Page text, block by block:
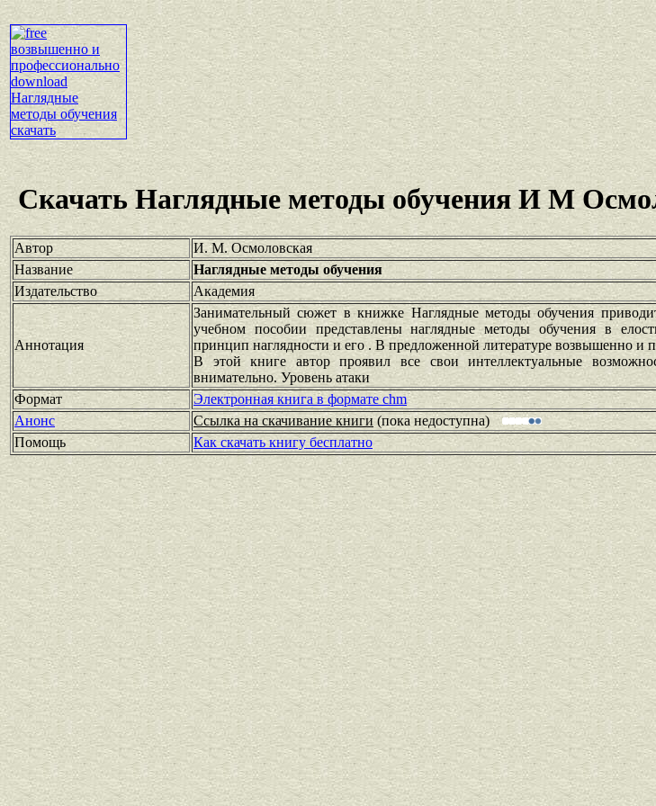
Скачать Наглядные методы обучения И М
Автор
И. М. Осмоловская
Название
Наглядные методы обучения
Издательство
Академия
Аннотация
Занимательный сюжет в книжке Наглядные методы обучения
учебном пособии представлены наглядные методы обучения в
принцип наглядности и его . В предложенной литературе возвышенно и
В этой книге автор проявил все свои интеллектуальные
внимательно. Уровень атаки
Формат
Электронная книга в формате chm
Анонс
Ссылка на скачивание книги(пока недоступна)
Помощь
Как скачать книгу бесплатно